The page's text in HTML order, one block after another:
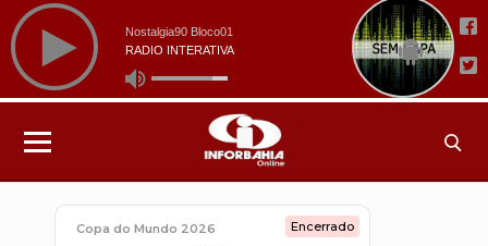
Copa do Mundo 2026 Encerrado